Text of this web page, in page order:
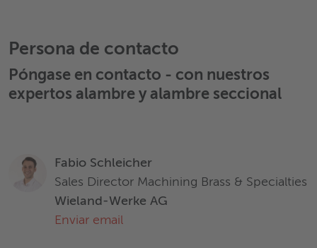
Persona de contacto
Póngase en contacto - con nuestros
expertos alambre y alambre seccional
Fabio Schleicher
Sales Director Machining Brass & Specialties
Wieland-Werke AG
Enviar email